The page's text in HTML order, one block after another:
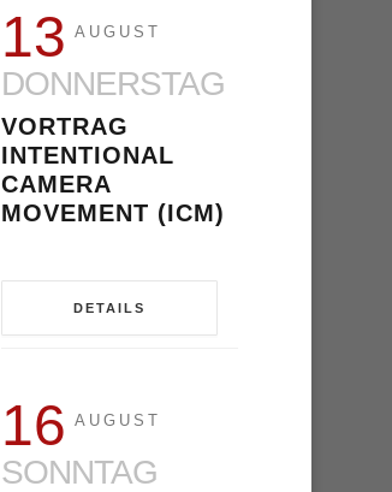
13 AUGUST
DONNERSTAG
VORTRAG
INTENTIONAL
CAMERA
MOVEMENT (ICM)
DETAILS
16 AUGUST
SONNTAG